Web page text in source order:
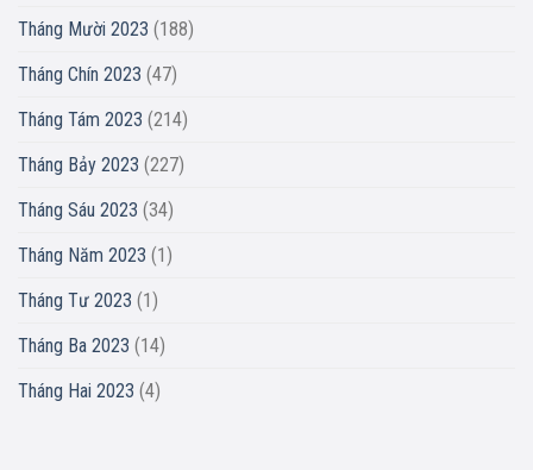
Tháng Mười 2023 (188)
Tháng Chín 2023 (47)
Tháng Tám 2023 (214)
Tháng Bảy 2023 (227)
Tháng Sáu 2023 (34)
Tháng Năm 2023 (1)
Tháng Tư 2023 (1)
Tháng Ba 2023 (14)
Tháng Hai 2023 (4)